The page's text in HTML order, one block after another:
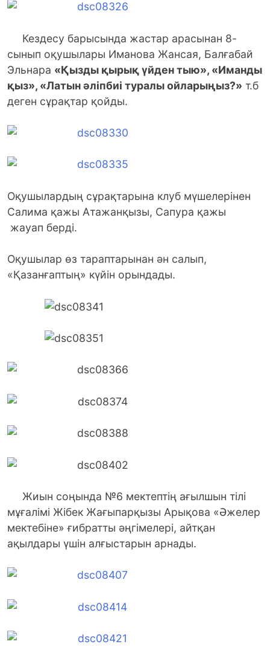
Кездесу барысында жастар арасынан 8-
сынып оқушылары Иманова Жансая, Балғабай
Эльнара «Қызды қырық үйден тыю», «Иманды
қыз», «Латын әліпбиі туралы ойларыңыз?» т.б
деген сұрақтар қойды.
Оқушылардың сұрақтарына клуб мүшелерінен
Салима қажы Атажанқызы, Сапура қажы
жауап берді.
Оқушылар өз тараптарынан ән салып,
«Қазанғаптың» күйін орындады.
Жиын соңында №6 мектептің ағылшын тілі
мұғалімі Жібек Жағыпарқызы Арықова «Әжелер
мектебіне» ғибратты әңгімелері, айтқан
ақылдары үшін алғыстарын арнады.